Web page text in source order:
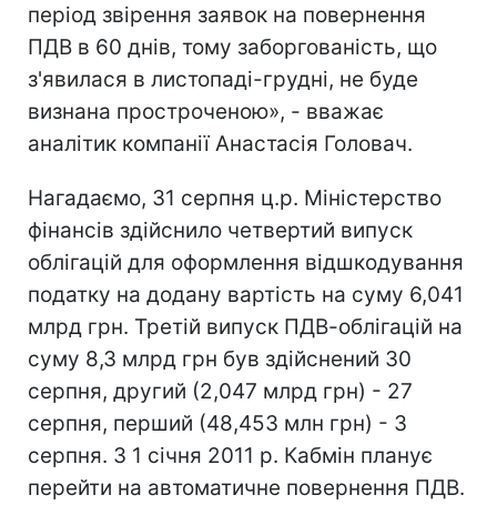
період звірення заявок на повернення
ПДВ в 60 днів, тому заборгованість, що
з'явилася в листопаді-грудні, не буде
визнана простроченою», - вважає
аналітик компанії Анастасія Головач.
Нагадаємо, 31 серпня ц.р. Міністерство
фінансів здійснило четвертий випуск
облігацій для оформлення відшкодування
податку на додану вартість на суму 6,041
млрд грн. Третій випуск ПДВ-облігацій на
суму 8,3 млрд грн був здійснений 30
серпня, другий (2,047 млрд грн) - 27
серпня, перший (48,453 млн грн) - 3
серпня. З 1 січня 2011 р. Кабмін планує
перейти на автоматичне повернення ПДВ.